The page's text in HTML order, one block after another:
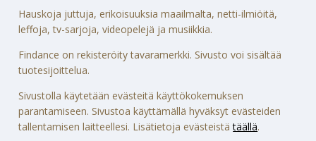
Hauskoja juttuja, erikoisuuksia maailmalta, netti-ilmiöitä,
leffoja, tv-sarjoja, videopelejä ja musiikkia.
Findance on rekisteröity tavaramerkki. Sivusto voi sisältää
tuotesijoittelua.
Sivustolla käytetään evästeitä käyttökokemuksen
parantamiseen. Sivustoa käyttämällä hyväksyt evästeiden
tallentamisen laitteellesi. Lisätietoja evästeistätäällä.